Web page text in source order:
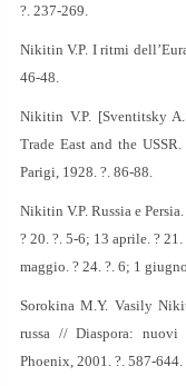
?. 237-269.
Nikitin V.P. I ritmi
46-48.
Nikitin V.P. [Sventitsky
Trade East and the
Parigi, 1928. ?. 86-88.
Nikitin V.P. Russia e
? 20. ?. 5-6; 13 aprile. ?
maggio. ? 24. ?. 6; 1
Sorokina M.Y. Vasily
russa // Diaspora: nuovi
Phoenix, 2001. ?. 587-644.